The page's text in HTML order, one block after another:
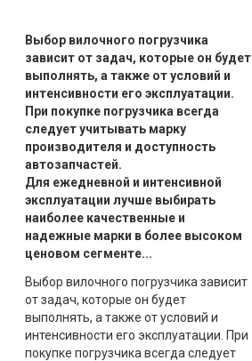
Выбор вилочного погрузчика
зависит от задач, которые он будет
выполнять, а также от условий и
интенсивности его эксплуатации.
При покупке погрузчика всегда
следует учитывать марку
производителя и доступность
автозапчастей.
Для ежедневной и интенсивной
эксплуатации лучше выбирать
наиболее качественные и
надежные марки в более высоком
ценовом сегменте...
Выбор вилочного погрузчика зависит
от задач, которые он будет
выполнять, а также от условий и
интенсивности его эксплуатации. При
покупке погрузчика всегда следует